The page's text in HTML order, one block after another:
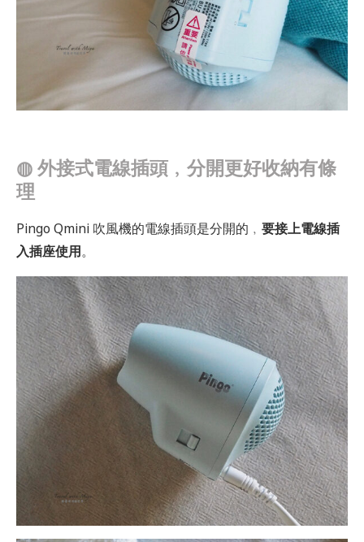
◍外接式電線插頭﹐分開更好收納有條
理
Pingo Qmini 吹風機的電線插頭是分開的﹐ 要接上電線插
入插座使用。